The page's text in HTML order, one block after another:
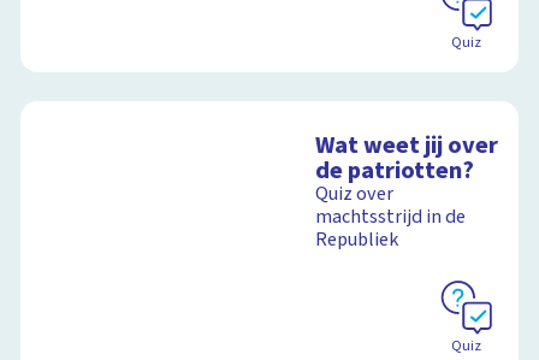
Quiz
Wat weet jij over
de patriotten?
Quiz over
machtsstrijd in de
Republiek
Quiz